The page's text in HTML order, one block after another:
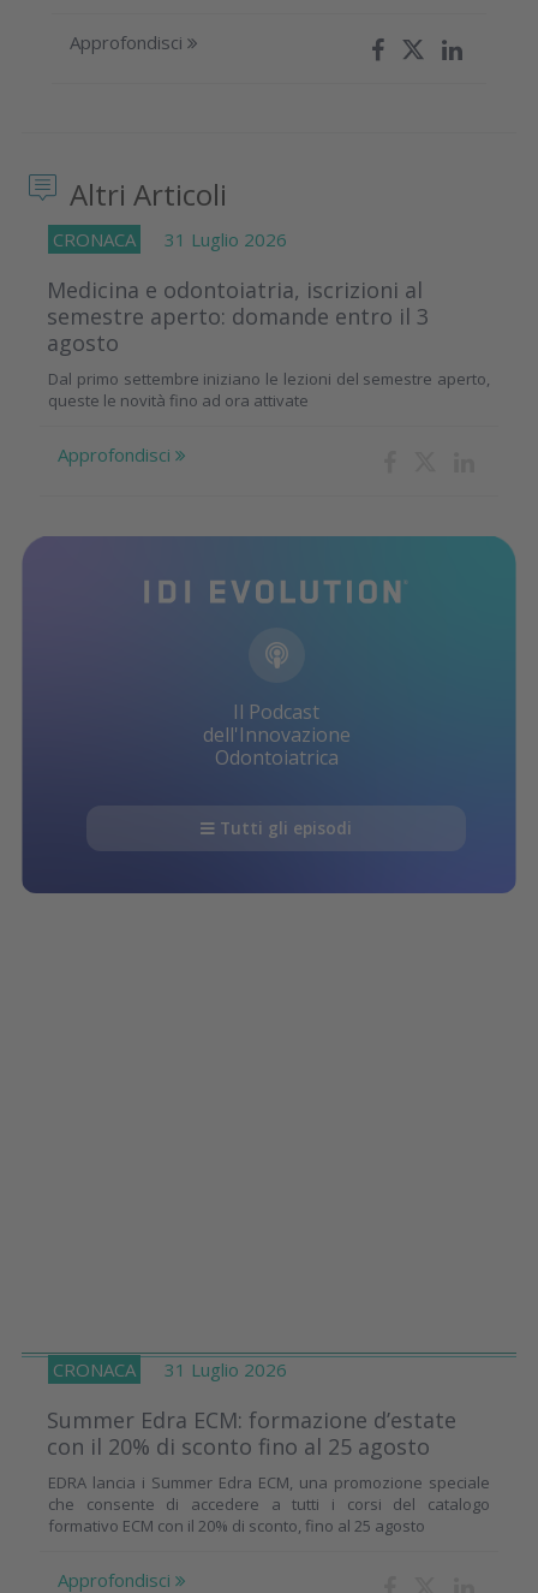
Approfondisci
Altri Articoli
CRONACA 31 Luglio 2026
Medicina e odontoiatria, iscrizioni al
semestre aperto: domande entro il 3
agosto
Dal primo settembre iniziano le lezioni del semestre aperto,
queste le novità fino ad ora attivate
Approfondisci
Il Podcast
dell'Innovazione
Odontoiatrica
Tutti gli episodi
CRONACA 31 Luglio 2026
Summer Edra ECM: formazione d’estate
con il 20% di sconto fino al 25 agosto
EDRA lancia i Summer Edra ECM, una promozione speciale
che consente di accedere a tutti i corsi del catalogo
formativo ECM con il 20% di sconto, fino al 25 agosto
Approfondisci